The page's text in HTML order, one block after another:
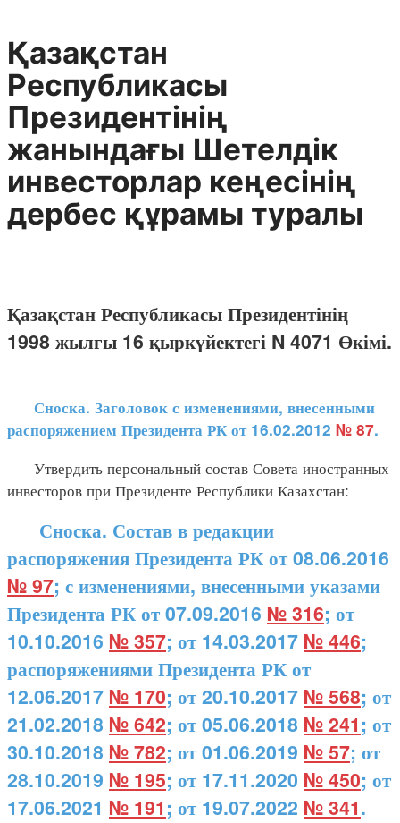
Қазақстан
Республикасы
Президентінің
жанындағы Шетелдік
инвесторлар кеңесінің
дербес құрамы туралы
Қазақстан Республикасы Президентінің
1998 жылғы 16 қыркүйектегі N 4071 Өкімі.
Сноска. Заголовок с изменениями, внесенными
распоряжением Президента РК от 16.02.2012 № 87.
Утвердить персональный состав Совета иностранных
инвесторов при Президенте Республики Казахстан:
Сноска. Состав в редакции
распоряжения Президента РК от 08.06.2016
№ 97; с изменениями, внесенными указами
Президента РК от 07.09.2016 № 316; от
10.10.2016 № 357; от 14.03.2017 № 446;
распоряжениями Президента РК от
12.06.2017 № 170; от 20.10.2017 № 568; от
21.02.2018 № 642; от 05.06.2018 № 241; от
30.10.2018 № 782; от 01.06.2019 № 57; от
28.10.2019 № 195; от 17.11.2020 № 450; от
17.06.2021 № 191; от 19.07.2022 № 341.